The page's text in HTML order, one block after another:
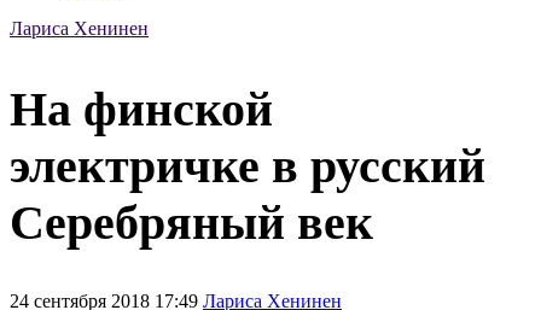
Лариса Хенинен
На финской
электричке в русский
Серебряный век
24 сентября 2018 17:49 Лариса Хенинен